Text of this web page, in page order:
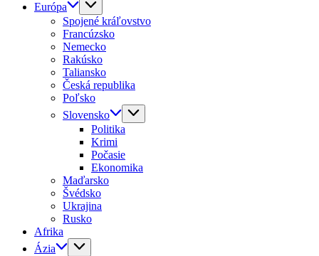
Európa
Spojené kráľovstvo
Francúzsko
Nemecko
Rakúsko
Taliansko
Česká republika
Poľsko
Slovensko
Politika
Krimi
Počasie
Ekonomika
Maďarsko
Švédsko
Ukrajina
Rusko
Afrika
Ázia